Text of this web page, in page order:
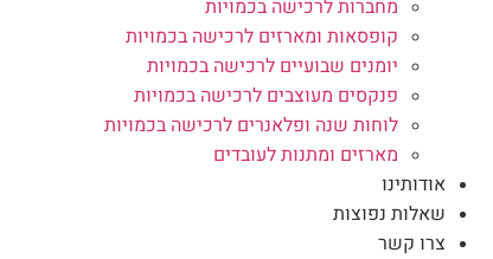
מחברות לרכישה בכמויות
קופסאות ומארזים לרכישה בכמויות
יומנים שבועיים לרכישה בכמויות
פנקסים מעוצבים לרכישה בכמויות
לוחות שנה ופלאנרים לרכישה בכמויות
מארזים ומתנות לעובדים
אודותינו
שאלות נפוצות
צרו קשר